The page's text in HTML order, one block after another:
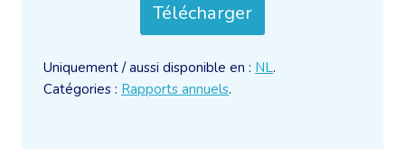
Télécharger
Uniquement / aussi disponible en : NL.
Catégories : Rapports annuels.